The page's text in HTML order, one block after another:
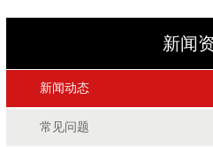
新闻
新闻动态
常见问题